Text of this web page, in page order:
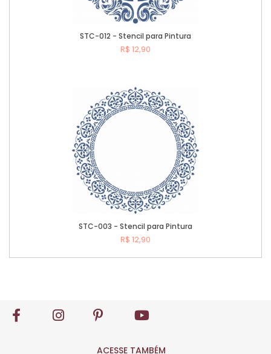
STC-012 - Stencil para Pintura
R$ 12,90
STC-003 - Stencil para Pintura
R$ 12,90
ACESSE TAMBÉM